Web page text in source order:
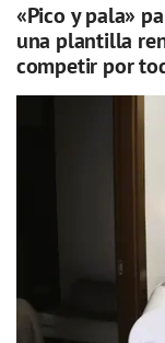
«Pico y pala»
una plantilla
competir por